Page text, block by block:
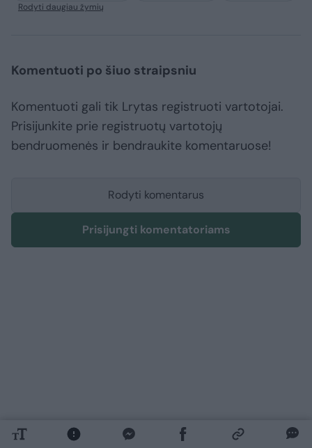
Rodyti daugiau žymių
Komentuoti po šiuo straipsniu
Komentuoti gali tik Lrytas registruoti vartotojai.
Prisijunkite prie registruotų vartotojų
bendruomenės ir bendraukite komentaruose!
Rodyti komentarus
Prisijungti komentatoriams